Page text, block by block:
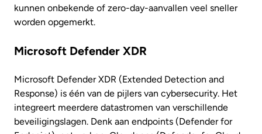
kunnen onbekende of zero-day-aanvallen veel sneller
worden opgemerkt.
Microsoft Defender XDR
Microsoft Defender XDR (Extended Detection and
Response) is één van de pijlers van cybersecurity. Het
integreert meerdere datastromen van verschillende
beveiligingslagen. Denk aan endpoints (Defender for